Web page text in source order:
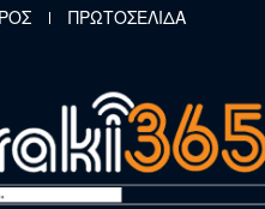
ΠΡΩΤΟΣΕΛΙΔΑ